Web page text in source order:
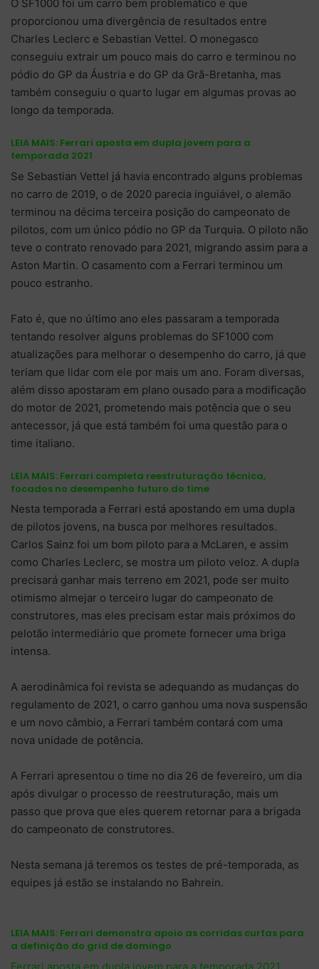
O SF1000 foi um carro bem problemático e que
proporcionou uma divergência de resultados entre
Charles Leclerc e Sebastian Vettel. O monegasco
conseguiu extrair um pouco mais do carro e terminou no
pódio do GP da Áustria e do GP da Grã-Bretanha, mas
também conseguiu o quarto lugar em algumas provas ao
longo da temporada.
LEIA MAIS: Ferrari aposta em dupla jovem para a
temporada 2021
Se Sebastian Vettel já havia encontrado alguns problemas
no carro de 2019, o de 2020 parecia inguiável, o alemão
terminou na décima terceira posição do campeonato de
pilotos, com um único pódio no GP da Turquia. O piloto não
teve o contrato renovado para 2021, migrando assim para a
Aston Martin. O casamento com a Ferrari terminou um
pouco estranho.
Fato é, que no último ano eles passaram a temporada
tentando resolver alguns problemas do SF1000 com
atualizações para melhorar o desempenho do carro, já que
teriam que lidar com ele por mais um ano. Foram diversas,
além disso apostaram em plano ousado para a modificação
do motor de 2021, prometendo mais potência que o seu
antecessor, já que está também foi uma questão para o
time italiano.
LEIA MAIS: Ferrari completa reestruturação técnica,
focados no desempenho futuro do time
Nesta temporada a Ferrari está apostando em uma dupla
de pilotos jovens, na busca por melhores resultados.
Carlos Sainz foi um bom piloto para a McLaren, e assim
como Charles Leclerc, se mostra um piloto veloz. A dupla
precisará ganhar mais terreno em 2021, pode ser muito
otimismo almejar o terceiro lugar do campeonato de
construtores, mas eles precisam estar mais próximos do
pelotão intermediário que promete fornecer uma briga
intensa.
A aerodinâmica foi revista se adequando as mudanças do
regulamento de 2021, o carro ganhou uma nova suspensão
e um novo câmbio, a Ferrari também contará com uma
nova unidade de potência.
A Ferrari apresentou o time no dia 26 de fevereiro, um dia
após divulgar o processo de reestruturação, mais um
passo que prova que eles querem retornar para a brigada
do campeonato de construtores.
Nesta semana já teremos os testes de pré-temporada, as
equipes já estão se instalando no Bahrein.
LEIA MAIS: Ferrari demonstra apoio as corridas curtas para
a definição do grid de domingo
Ferrari aposta em dupla jovem para a temporada 2021